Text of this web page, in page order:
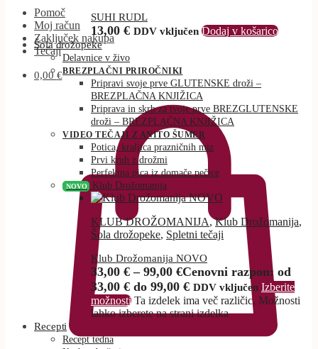
Pomoč
Moj račun
Zaključek nakupa
Tečaji
0,00€
SUHI RUDL
13,00 € DDV vključen Dodaj v košarico
Šola drožopeke
Delavnice v živo
BREZPLAČNI PRIROČNIKI
Pripravi svoje prve GLUTENSKE droži –
BREZPLAČNA KNJIŽICA
Priprava in skrb za tvoje prve BREZGLUTENSKE
droži – BREZPLAČNA KNJIŽICA
VIDEO TEČAJI Z ANITO ŠUMER
Potica, kraljica prazničnih miz
Prvi kruh z drožmi
Perfektna pica iz domače pečice
NOVO Klub Drožomanija
KLUB DROŽOMANIJA,Klub Drožomanija,
Šola drožopeke, Spletni tečaji
Klub Drožomanija NOVO
33,00 € – 99,00 €Cenovni razpon: od
33,00 € do 99,00 € DDV vključen Izberite
možnosti Ta izdelek ima več različic. Možnosti
lahko izberete na strani izdelka
Recepti
Recept tedna